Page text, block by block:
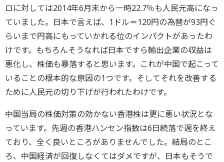
ロに対しては2014年6月末から一時22.7％も人民元高になっ
ていました。日本で言えば、1ドル＝120円の為替が93円ぐ
らいまで円高にもっていかれる位のインパクトがあったわ
けです。もちろんそうなれば日本ですら輸出企業の収益は
悪化し、株価も暴落すると思います。これが中国で起こって
いることの根本的な原因の1つです。そしてそれを改善する
ために人民元の切り下げが行われたわけです。
中国当局の株価対策の効かない香港株は更に悪い状況とな
っています。先週の香港ハンセン指数は6日続落で週を終え
ており、全く良いところがありませんでした。結局のとこ
ろ、中国経済が回復しなくてはダメですが、日本もそうで